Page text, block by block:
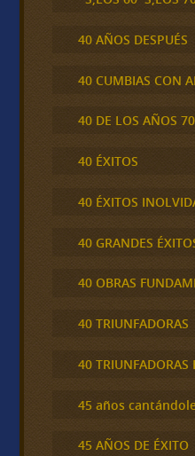
40 AÑOS DESPUÉS
40 CUMBIAS CON
40 DE LOS AÑOS
40 ÉXITOS
40 ÉXITOS
40 GRANDES
40 OBRAS
40 TRIUNFADORAS
40 TRIUNFADORAS
45 años
45 AÑOS DE ÉXITO